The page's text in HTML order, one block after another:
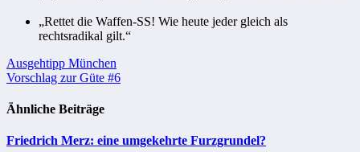
„Rettet die Waffen-SS! Wie heute jeder gleich als
rechtsradikal gilt.“
Beitragsnavigation
Ausgehtipp München
Vorschlag zur Güte #6
Ähnliche Beiträge
Friedrich Merz: eine umgekehrte Furzgrundel?